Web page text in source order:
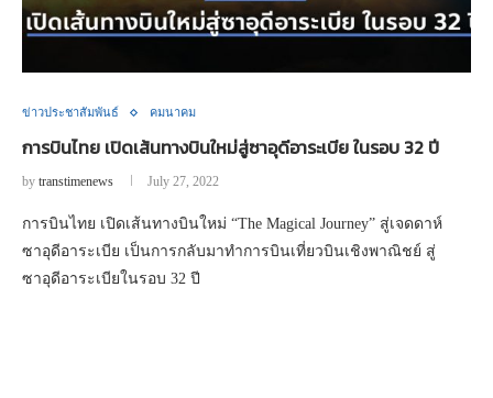
ข่าวประชาสัมพันธ์ คมนาคม
การบินไทย เปิดเส้นทางบินใหม่สู่ซาอุดีอาระเบีย ในรอบ 32 ปี
by transtimenews July 27, 2022
การบินไทย เปิดเส้นทางบินใหม่ “The Magical Journey” สู่เจดดาห์
ซาอุดีอาระเบีย เป็นการกลับมาทำการบินเที่ยวบินเชิงพาณิชย์ สู่
ซาอุดีอาระเบียในรอบ 32 ปี